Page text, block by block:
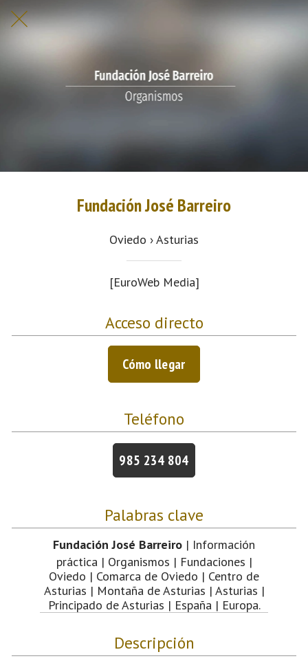
Fundación José Barreiro
Oviedo › Asturias
[EuroWeb Media]
Acceso directo
Cómo llegar
Teléfono
985 234 804
Palabras clave
Fundación José Barreiro | Información
práctica | Organismos | Fundaciones |
Oviedo | Comarca de Oviedo | Centro de
Asturias | Montaña de Asturias | Asturias |
Principado de Asturias | España | Europa.
Descripción